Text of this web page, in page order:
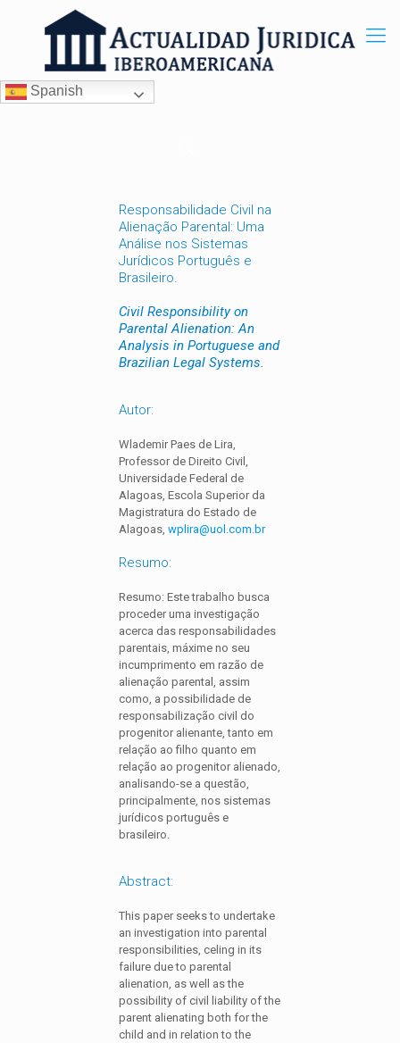
Spanish
Responsabilidade Civil na
Alienação Parental: Uma
Análise nos Sistemas
Jurídicos Português e
Brasileiro.
Civil Responsibility on
Parental Alienation: An
Analysis in Portuguese and
Brazilian Legal Systems.
Autor:
Wlademir Paes de Lira,
Professor de Direito Civil,
Universidade Federal de
Alagoas, Escola Superior da
Magistratura do Estado de
Alagoas, wplira@uol.com.br
Resumo:
Resumo: Este trabalho busca
proceder uma investigação
acerca das responsabilidades
parentais, máxime no seu
incumprimento em razão de
alienação parental, assim
como, a possibilidade de
responsabilização civil do
progenitor alienante, tanto em
relação ao filho quanto em
relação ao progenitor alienado,
analisando-se a questão,
principalmente, nos sistemas
jurídicos português e
brasileiro.
Abstract:
This paper seeks to undertake
an investigation into parental
responsibilities, celing in its
failure due to parental
alienation, as well as the
possibility of civil liability of the
parent alienating both for the
child and in relation to the